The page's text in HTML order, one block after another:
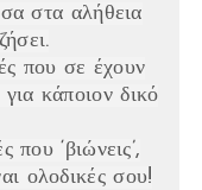
στα αλήθεια
που σε έχουν
κάποιον δικό
που ‘βιώνεις’,
ολοδικές σου!